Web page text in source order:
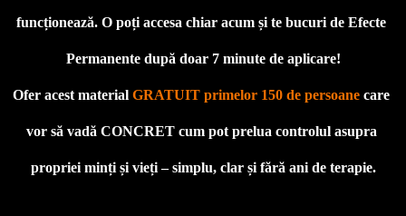
funcționează. O poți accesa chiar acum și te bucuri de Efecte
Permanente după doar 7 minute de aplicare!
Ofer acest material GRATUIT primelor 150 de persoane care
vor să vadă CONCRET cum pot prelua controlul asupra
propriei minți și vieți – simplu, clar și fără ani de terapie.